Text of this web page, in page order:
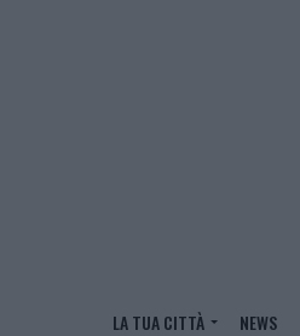
LA TUA CITTÀ NEWS